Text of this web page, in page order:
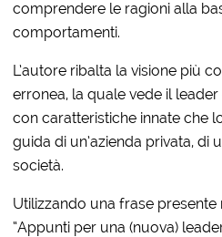
comprendere le ragioni alla
comportamenti.
L’autore ribalta la visione più
erronea, la quale vede il
con caratteristiche innate che
guida di un’azienda privata, di
società.
Utilizzando una frase presente
“Appunti per una (nuova)